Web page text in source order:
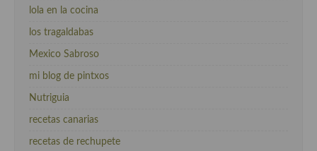
lola en la cocina
los tragaldabas
Mexico Sabroso
mi blog de pintxos
Nutriguia
recetas canarias
recetas de rechupete